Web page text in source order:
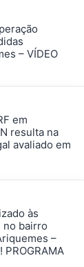
– VÍDEO
em
resulta na
avaliado em
às
no bairro
–
PROGRAMA